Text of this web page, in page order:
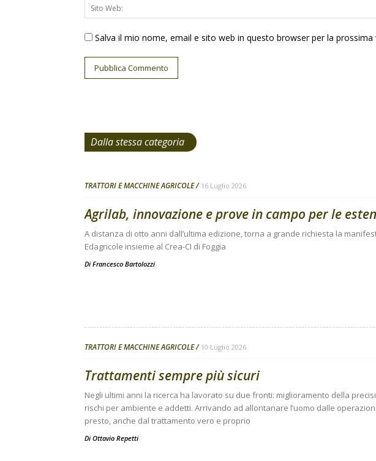
Salva il mio nome, email e sito web in questo browser per la
Dalla stessa categoria
TRATTORI E MACCHINE AGRICOLE 16 Luglio 2026
Agrilab, innovazione e prove in campo per le
A distanza di otto anni dall’ultima edizione, torna a grande richiesta la
Edagricole insieme al Crea-CI di Foggia
Di Francesco Bartolozzi -
TRATTORI E MACCHINE AGRICOLE 10 Luglio 2026
Trattamenti sempre più sicuri
Negli ultimi anni la ricerca ha lavorato su due fronti: miglioramento della
rischi per ambiente e addetti. Arrivando ad allontanare l’uomo dalle
presto, anche dal trattamento vero e proprio
Di Ottavio Repetti